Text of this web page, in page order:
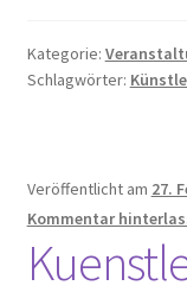
Ostern 2020
Kategorie:
Schlagwörter:
Veröffentlicht am 27.
Kommentar